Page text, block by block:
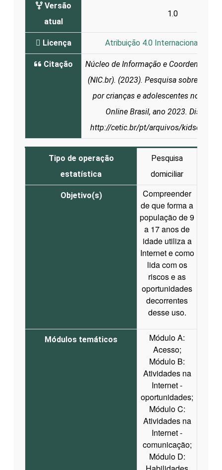
Versão
atual
1.0
Licença Atribuição 4.0 Internacional (CC
Citação
Núcleo de Informação e Coordenação
(NIC.br). (2023). Pesquisa sobre o uso
por crianças e adolescentes no
Online Brasil, ano 2023.
http://cetic.br/pt/arquivos/
Tipo de operação
estatística
Pesquisa
domiciliar
Objetivo(s)
Compreender
de que forma a
população de 9
a 17 anos de
idade utiliza a
Internet e como
lida com os
riscos e as
oportunidades
decorrentes
desse uso.
Módulos temáticos
Módulo A:
Acesso;
Módulo B:
Atividades na
Internet -
oportunidades;
Módulo C:
Atividades na
Internet -
comunicação;
Módulo D: